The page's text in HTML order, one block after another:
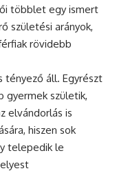
többlet egy ismert
születési arányok,
rövidebb
tényező áll. Egyrészt
gyermek születik,
elvándorlás is
hiszen sok
telepedik le